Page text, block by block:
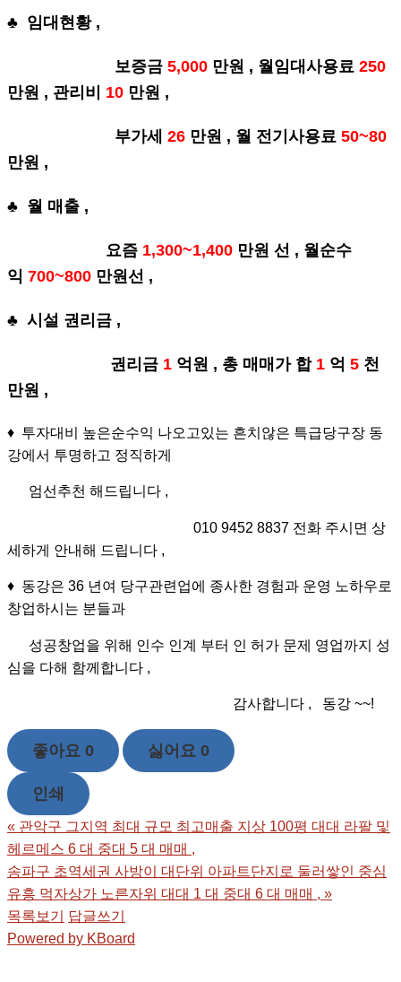
♣ 임대현황 ,
보증금 5,000 만원 , 월임대사용료 250
만원 , 관리비 10 만원 ,
부가세 26 만원 , 월 전기사용료 50~80
만원 ,
♣ 월 매출 ,
요즘 1,300~1,400 만원 선 , 월순수
익 700~800 만원선 ,
♣ 시설 권리금 ,
권리금 1 억원 , 총 매매가 합 1 억 5 천
만원 ,
♦ 투자대비 높은순수익 나오고있는 흔치않은 특급당구장 동
강에서 투명하고 정직하게
엄선추천 해드립니다 ,
010 9452 8837 전화 주시면 상
세하게 안내해 드립니다 ,
♦ 동강은 36 년여 당구관련업에 종사한 경험과 운영 노하우로
창업하시는 분들과
성공창업을 위해 인수 인계 부터 인 허가 문제 영업까지 성
심을 다해 함께합니다 ,
감사합니다 , 동강 ~~!
좋아요 0 싫어요 0
인쇄
« 관악구 그지역 최대 규모 최고매출 지상 100평 대대 라팔 및
헤르메스 6 대 중대 5 대 매매 ,
송파구 초역세권 사방이 대단위 아파트단지로 둘러쌓인 중심
유흥 먹자상가 노른자위 대대 1 대 중대 6 대 매매 , »
목록보기
답글쓰기
Powered by KBoard